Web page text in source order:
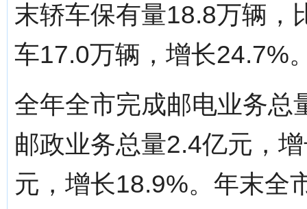
末轿车保有量18.8万辆，
车17.0万辆，增长24.7%
全年全市完成邮电业务总
邮政业务总量2.4亿元，
元，增长18.9%。年末全